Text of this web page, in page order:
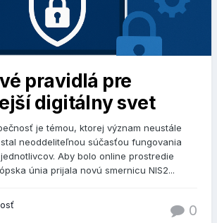
pravidlá pre
digitálny svet
je témou, ktorej význam neustále
neoddeliteľnou súčasťou fungovania
Aby bolo online prostredie
únia prijala novú smernicu NIS2...
0